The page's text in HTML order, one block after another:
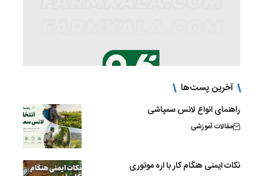
آخرین پست‌ها
راهنمای انواع لانس سمپاشی
مقالات آموزشی
نکات ایمنی هنگام کار با اره موتوری